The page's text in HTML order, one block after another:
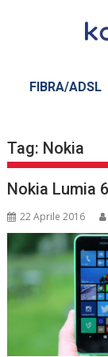
FIBRA/ADSL
Tag: Nokia
Nokia Lumia
22 Aprile 2016